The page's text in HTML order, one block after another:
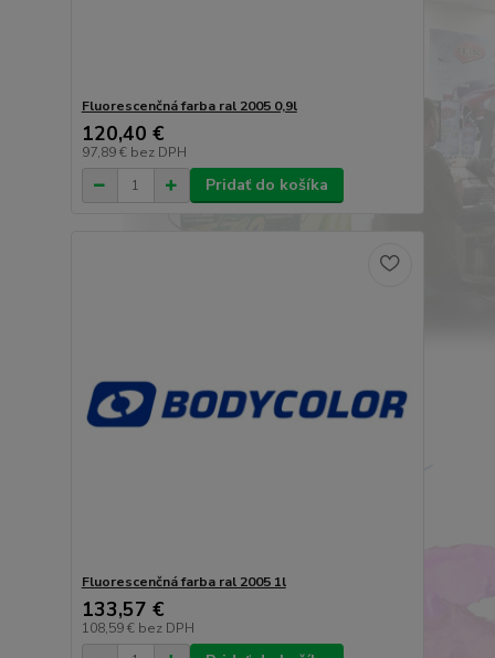
Fluorescenčná farba ral 2005 0,9l
120,40 €
97,89 € bez DPH
Pridať do košíka
Fluorescenčná farba ral 2005 1l
133,57 €
108,59 € bez DPH